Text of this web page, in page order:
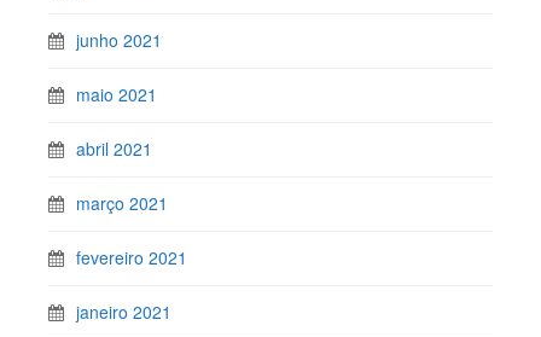
junho 2021
maio 2021
abril 2021
março 2021
fevereiro 2021
janeiro 2021